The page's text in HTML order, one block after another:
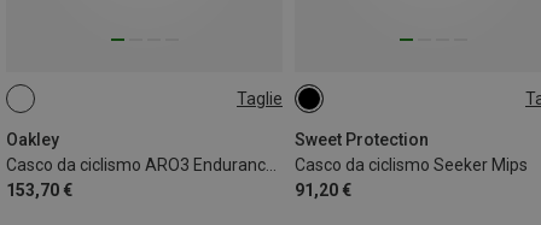
Taglie
Oakley
Casco da ciclismo ARO3 Endurance Ice EU
153,70 €
L | 58-61CM
Sweet Protection
Casco da ciclismo Seeker Mips
91,20 €
48-53CM